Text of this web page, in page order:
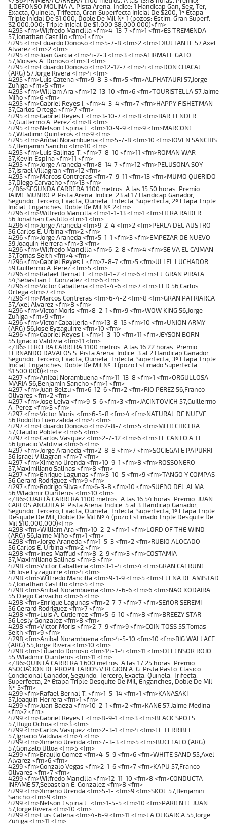
ILDEFONSO MOLINA A. Pista Arena. Indice: 1 Handicap Gan, Seg, Ter,
Exacta, Quinela, Trifecta, Gran Superfecta Inicial De $200, 1ª Etapa
Triple Inicial De $1.000, Doble De Mil Nº 1 (pozos: Estim. Gran Superf.
$2.000.000; Triple Inicial De $1.000 $8.000.000)<fm>
4295 <fm>Wilfredo Mancilla <fm>4-13-7 <fm>1 <fm>ES TREMENDA
57,Jonathan Castillo <fm>1 <fm>
4295 <fm>Eduardo Donoso <fm>5-7-8 <fm>2 <fm>EXULTANTE 57,Axel
Alvarez <fm>2 <fm>
4295 <fm>Juan Garcia <fm>4-2-3 <fm>3 <fm>AFIRMATE GATO
57,Moises A. Donoso <fm>3 <fm>
4295 <fm>Eduardo Donoso <fm>12-12-7 <fm>4 <fm>DON CHACAL
(ARG) 57,Jorge Rivera <fm>4 <fm>
4295 <fm>Luis Catena <fm>9-8-3 <fm>5 <fm>ALPHATAURI 57,Jorge
Zuñiga <fm>5 <fm>
4295 <fm>William Ara <fm>12-13-10 <fm>6 <fm>TOURISTELLA 57,Jaime
Miño <fm>6 <fm>
4295 <fm>Gabriel Reyes I. <fm>4-3-4 <fm>7 <fm>HAPPY FISHETMAN
57,Carlos Ortega <fm>7 <fm>
4295 <fm>Gabriel Reyes I. <fm>3-10-7 <fm>8 <fm>BAR TENDER
57,Guillermo A. Perez <fm>8 <fm>
4295 <fm>Nelson Espina L. <fm>10-9-9 <fm>9 <fm>MARCONE
57,Wladimir Quinteros <fm>9 <fm>
4295 <fm>Anibal Norambuena <fm>5-7-8 <fm>10 <fm>JOVEN SANCHIS
57,Benjamin Sancho <fm>10 <fm>
4295 <fm>Luis Salinas T. <fm>7-8-10 <fm>11 <fm>ROMAN WAR
57,Kevin Espina <fm>11 <fm>
4295 <fm>Jorge Araneda <fm>8-14-7 <fm>12 <fm>PELUSONA SOY
57,Israel Villagran <fm>12 <fm>
4295 <fm>Marcos Contreras <fm>7-9-11 <fm>13 <fm>MUMO QUERIDO
57,Diego Carvacho <fm>13 <fm>
</86>SEGUNDA CARRERA 1.100 metros. A las 15:50 horas. Premio:
JAIME MUNRO P. Pista Arena. Indice: 23 al 17 Handicap Ganador,
Segundo, Tercero, Exacta, Quinela, Trifecta, Superfecta, 2ª Etapa Triple
Inicial, Enganches, Doble De Mil Nº 2<fm>
4296 <fm>Wilfredo Mancilla <fm>1-1-13 <fm>1 <fm>HERA RAIDER
56,Jonathan Castillo <fm>1 <fm>
4296 <fm>Jorge Araneda <fm>9-2-4 <fm>2 <fm>PERLA DEL AUSTRO
56,Carlos E. Urbina <fm>2 <fm>
4296 <fm>Jorge Araneda <fm>5-1-1 <fm>3 <fm>EMPEZAR DE NUEVO
59,Joaquin Herrera <fm>3 <fm>
4296 <fm>Wilfredo Mancilla <fm>6-2-8 <fm>4 <fm>SE VA EL CAIMAN
57,Tomas Seith <fm>4 <fm>
4296 <fm>Gabriel Reyes I. <fm>7-8-7 <fm>5 <fm>ULI EL LUCHADOR
59,Guillermo A. Perez <fm>5 <fm>
4296 <fm>Rafael Bernal T. <fm>8-1-2 <fm>6 <fm>EL GRAN PIRATA
54,Sebastian E. Gonzalez <fm>6 <fm>
4296 <fm>Victor Caballeria <fm>1-4-6 <fm>7 <fm>TED 56,Carlos
Ortega <fm>7 <fm>
4296 <fm>Marcos Contreras <fm>6-4-2 <fm>8 <fm>GRAN PATRIARCA
57,Axel Alvarez <fm>8 <fm>
4296 <fm>Victor Moris <fm>8-2-1 <fm>9 <fm>WOW KING 56,Jorge
Zuñiga <fm>9 <fm>
4296 <fm>Victor Caballeria <fm>13-8-15 <fm>10 <fm>UNION ARMY
(ARG) 56,Jose Eyzaguirre <fm>10 <fm>
4296 <fm>Gabriel Reyes I. <fm>1-3-10 <fm>11 <fm>JEYSON BORN
55,Ignacio Valdivia <fm>11 <fm>
</86>TERCERA CARRERA 1.100 metros. A las 16:22 horas. Premio:
FERNANDO DAVALOS S. Pista Arena. Indice: 3 al 2 Handicap Ganador,
Segundo, Tercero, Exacta, Quinela, Trifecta, Superfecta, 3ª Etapa Triple
Inicial, Enganches, Doble De Mil Nº 3 (pozo Estimado Superfecta
$1.500.000)<fm>
4297 <fm>Anibal Norambuena <fm>11-13-8 <fm>1 <fm>ORGULLOSA
MARIA 56,Benjamin Sancho <fm>1 <fm>
4297 <fm>Juan Belzu <fm>6-12-6 <fm>2 <fm>RIO PEREZ 56,Franco
Olivares <fm>2 <fm>
4297 <fm>Jose Leiva <fm>9-5-6 <fm>3 <fm>JACINTOVICH 57,Guillermo
A. Perez <fm>3 <fm>
4297 <fm>Victor Moris <fm>6-5-8 <fm>4 <fm>NATURAL DE NUEVE
56,Rodolfo Fuenzalida <fm>4 <fm>
4297 <fm>Eduardo Donoso <fm>2-8-7 <fm>5 <fm>MI HECHICERA
57,Claudio Poblete <fm>5 <fm>
4297 <fm>Carlos Vasquez <fm>2-7-12 <fm>6 <fm>TE CANTO A TI
56,Ignacio Valdivia <fm>6 <fm>
4297 <fm>Jorge Araneda <fm>2-8-8 <fm>7 <fm>SOCIEGATE PAPURRI
56,Israel Villagran <fm>7 <fm>
4297 <fm>Ximeno Urenda <fm>10-9-1 <fm>8 <fm>ROSSONERO
57,Maximiliano Salinas <fm>8 <fm>
4297 <fm>Enrique Lagunas <fm>3-10-5 <fm>9 <fm>TANGO Y COMPAS
56,Gerard Rodriguez <fm>9 <fm>
4297 <fm>Rodrigo Silva <fm>6-3-8 <fm>10 <fm>SUEñO DEL ALMA
56,Wladimir Quinteros <fm>10 <fm>
</86>CUARTA CARRERA 1.100 metros. A las 16:54 horas. Premio: JUAN
CARLOS ANGUITA P. Pista Arena. Indice: 5 al 3 Handicap Ganador,
Segundo, Tercero, Exacta, Quinela, Trifecta, Superfecta, 1ª Etapa Triple
Desquite De Mil, Doble De Mil Nº 4 (pozo Estimado Triple Desquite De
Mil $10.000.000)<fm>
4298 <fm>William Ara <fm>10-2-2 <fm>1 <fm>LORD OF THE WIND
(ARG) 56,Jaime Miño <fm>1 <fm>
4298 <fm>Jorge Araneda <fm>1-5-3 <fm>2 <fm>RUBIO ALOCADO
56,Carlos E. Urbina <fm>2 <fm>
4298 <fm>Ines Maffud <fm>8-2-9 <fm>3 <fm>COSTAMIA
57,Maximiliano Salinas <fm>3 <fm>
4298 <fm>Victor Caballeria <fm>3-1-4 <fm>4 <fm>GRAN CAFRUNE
56,Jose Eyzaguirre <fm>4 <fm>
4298 <fm>Wilfredo Mancilla <fm>9-1-9 <fm>5 <fm>LLENA DE AMISTAD
57,Jonathan Castillo <fm>5 <fm>
4298 <fm>Anibal Norambuena <fm>7-6-6 <fm>6 <fm>NAO KODAIRA
55,Diego Carvacho <fm>6 <fm>
4298 <fm>Enrique Lagunas <fm>2-7-7 <fm>7 <fm>SEñOR SEREMI
56,Gerard Rodriguez <fm>7 <fm>
4298 <fm>Luis A. Gutierrez <fm>5-6-10 <fm>8 <fm>BREEZY STAR
56,Lesly Gonzalez <fm>8 <fm>
4298 <fm>Victor Moris <fm>2-7-9 <fm>9 <fm>COIN TOSS 55,Tomas
Seith <fm>9 <fm>
4298 <fm>Anibal Norambuena <fm>4-5-10 <fm>10 <fm>BIG WALLACE
(ARG) 55,Jorge Rivera <fm>10 <fm>
4298 <fm>Eduardo Donoso <fm>14-1-4 <fm>11 <fm>DEFENSOR ROJO
55,Wladimir Quinteros <fm>11 <fm>
</86>QUINTA CARRERA 1.600 metros. A las 17:25 horas. Premio:
ASOCIACION DE PROPIETARIOS V REGION A. G. Pista Pasto. Clasico
Condicional Ganador, Segundo, Tercero, Exacta, Quinela, Trifecta,
Superfecta, 2ª Etapa Triple Desquite De Mil, Enganches, Doble De Mil
Nº 5<fm>
4299 <fm>Rafael Bernal T. <fm>1-5-14 <fm>1 <fm>KANASAKI
57,Joaquin Herrera <fm>1 <fm>
4299 <fm>Juan Baeza <fm>10-2-1 <fm>2 <fm>KANE 57,Jaime Medina
<fm>2 <fm>
4299 <fm>Gabriel Reyes I. <fm>8-9-1 <fm>3 <fm>BLACK SPOTS
57,Hugo Ochoa <fm>3 <fm>
4299 <fm>Carlos Vasquez <fm>2-3-1 <fm>4 <fm>EL TERRIBLE
57,Ignacio Valdivia <fm>4 <fm>
4299 <fm>Ximeno Urenda <fm>7-3-3 <fm>5 <fm>BUCEFALO (ARG)
57,Gonzalo Ulloa <fm>5 <fm>
4299 <fm>Braulio Gomez <fm>4-5-9 <fm>6 <fm>WHITE SAND 55,Axel
Alvarez <fm>6 <fm>
4299 <fm>Gonzalo Vegas <fm>2-1-6 <fm>7 <fm>KAPU 57,Franco
Olivares <fm>7 <fm>
4299 <fm>Wilfredo Mancilla <fm>12-11-10 <fm>8 <fm>CONDUCTA
INFAME 57,Sebastian E. Gonzalez <fm>8 <fm>
4299 <fm>Ximeno Urenda <fm>5-1- <fm>9 <fm>SKOL 57,Benjamin
Sancho <fm>9 <fm>
4299 <fm>Nelson Espina L. <fm>1-5-5 <fm>10 <fm>PARIENTE JUAN
57,Jorge Rivera <fm>10 <fm>
4299 <fm>Luis Catena <fm>4-6-9 <fm>11 <fm>LA OLIGARCA 55,Jorge
Zuñiga <fm>11 <fm>